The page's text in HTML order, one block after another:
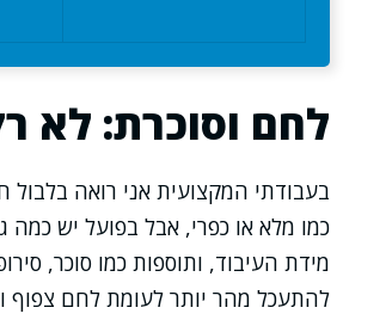
לחם וסוכרת: לא
בעבודתי המקצועית אני רואה
כמו מלא או כפרי, אבל בפועל יש
מידת העיבוד, ותוספות כמו סוכר,
להתעכל מהר יותר לעומת לחם צפוף